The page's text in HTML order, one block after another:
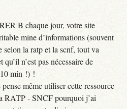
B chaque jour, votre site
mine d’informations (souvent
la ratp et la scnf, tout va
n’est pas nécessaire de
10 min !) !
même utiliser cette ressource
RATP - SNCF pourquoi j’ai